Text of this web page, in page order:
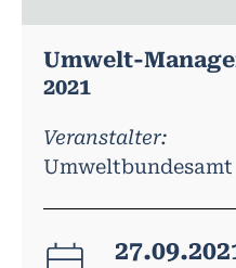
Umwelt-
2021
Veranstalter:
Umweltbundesamt